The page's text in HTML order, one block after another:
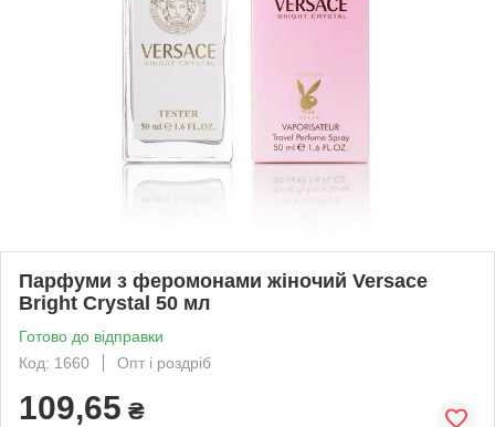
Парфуми з феромонами жіночий Versace
Bright Crystal 50 мл
Готово до відправки
Код: 1660
Опт і роздріб
109,65 ₴